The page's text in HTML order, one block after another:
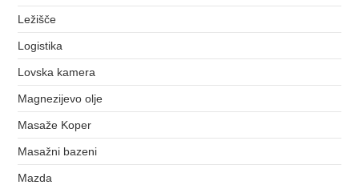
Ležišče
Logistika
Lovska kamera
Magnezijevo olje
Masaže Koper
Masažni bazeni
Mazda